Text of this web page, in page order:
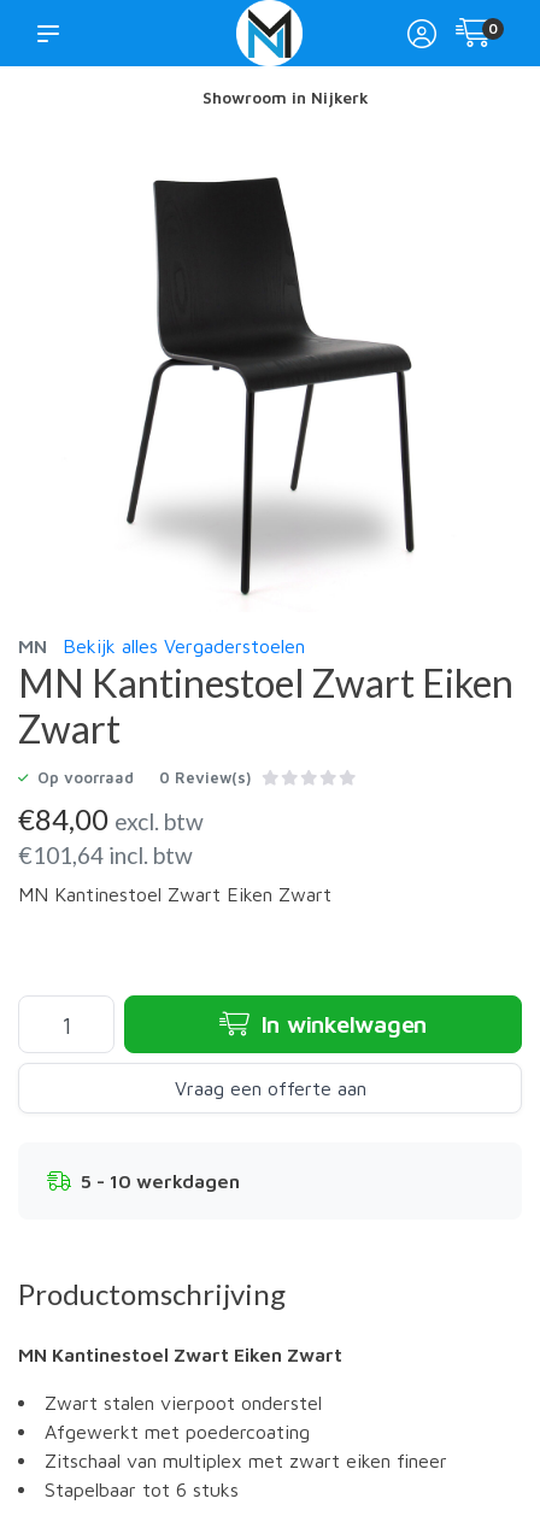
0
Showroom in Nijkerk
MN Bekijk alles Vergaderstoelen
MN Kantinestoel Zwart Eiken
Zwart
Op voorraad 0 Review(s)
€84,00 excl. btw
€101,64 incl. btw
MN Kantinestoel Zwart Eiken Zwart
In winkelwagen
Vraag een offerte aan
5 - 10 werkdagen
Productomschrijving
MN Kantinestoel Zwart Eiken Zwart
Zwart stalen vierpoot onderstel
Afgewerkt met poedercoating
Zitschaal van multiplex met zwart eiken fineer
Stapelbaar tot 6 stuks